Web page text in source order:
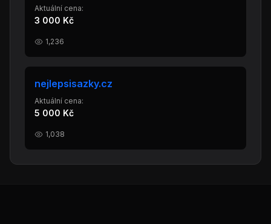
Aktuální cena:
3 000 Kč
1,236
nejlepsisazky.cz
Aktuální cena:
5 000 Kč
1,038